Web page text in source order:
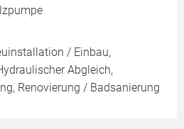
/ Einbau,
Abgleich,
Renovierung / Badsanierung